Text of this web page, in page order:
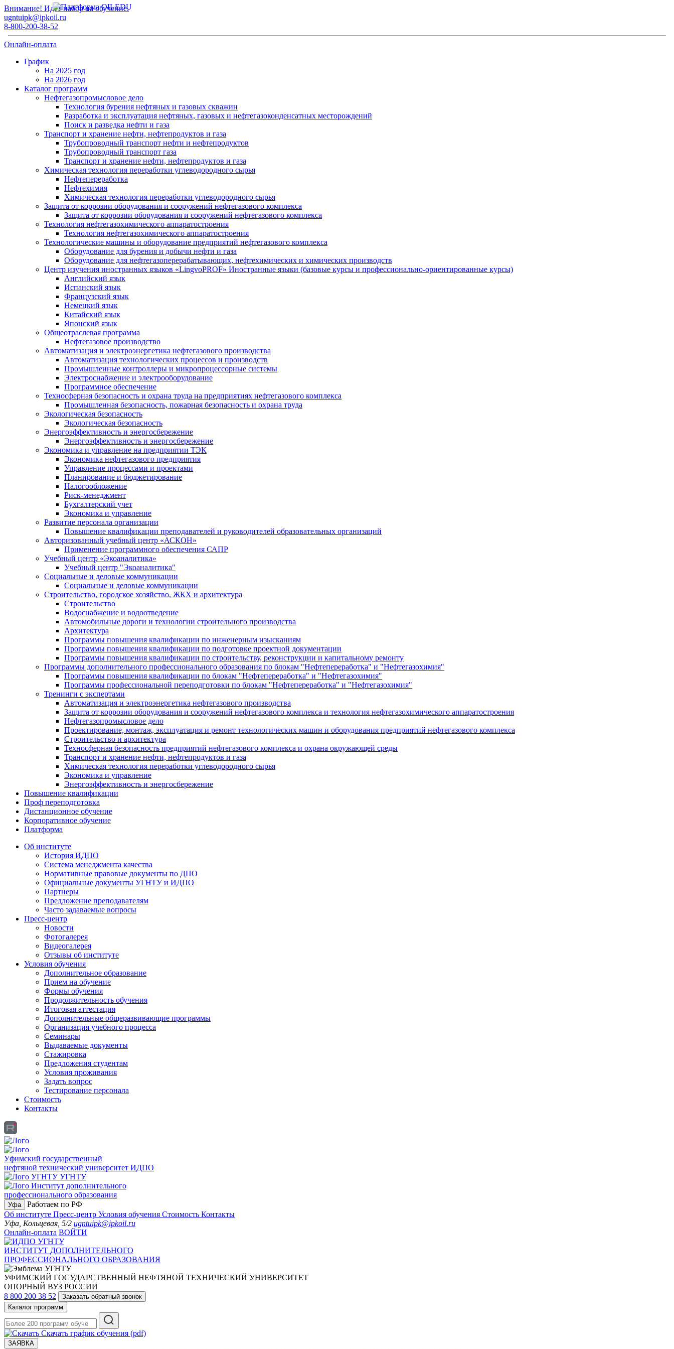
Внимание! Идет набор на обучение.
ugntuipk@ipkoil.ru
8-800-200-38-52
Онлайн-оплата
График
На 2025 год
На 2026 год
Каталог программ
Нефтегазопромысловое дело
Технология бурения нефтяных и газовых скважин
Разработка и эксплуатация нефтяных, газовых и нефтегазоконденсатных месторождений
Поиск и разведка нефти и газа
Транспорт и хранение нефти, нефтепродуктов и газа
Трубопроводный транспорт нефти и нефтепродуктов
Трубопроводный транспорт газа
Транспорт и хранение нефти, нефтепродуктов и газа
Химическая технология переработки углеводородного сырья
Нефтепереработка
Нефтехимия
Химическая технология переработки углеводородного сырья
Защита от коррозии оборудования и сооружений нефтегазового комплекса
Защита от коррозии оборудования и сооружений нефтегазового комплекса
Технология нефтегазохимического аппаратостроения
Технология нефтегазохимического аппаратостроения
Технологические машины и оборудование предприятий нефтегазового комплекса
Оборудование для бурения и добычи нефти и газа
Оборудование для нефтегазоперерабатывающих, нефтехимических и химических производств
Центр изучения иностранных языков «LingvoPROF» Иностранные языки (базовые курсы и профессионально-ориентированные курсы)
Английский язык
Испанский язык
Французский язык
Немецкий язык
Китайский язык
Японский язык
Общеотраслевая программа
Нефтегазовое производство
Автоматизация и электроэнергетика нефтегазового производства
Автоматизация технологических процессов и производств
Промышленные контроллеры и микропроцессорные системы
Электроснабжение и электрооборудование
Программное обеспечение
Техносферная безопасность и охрана труда на предприятиях нефтегазового комплекса
Промышленная безопасность, пожарная безопасность и охрана труда
Экологическая безопасность
Экологическая безопасность
Энергоэффективность и энергосбережение
Энергоэффективность и энергосбережение
Экономика и управление на предприятии ТЭК
Экономика нефтегазового предприятия
Управление процессами и проектами
Планирование и бюджетирование
Налогообложение
Риск-менеджмент
Бухгалтерский учет
Экономика и управление
Развитие персонала организации
Повышение квалификации преподавателей и руководителей образовательных организаций
Авторизованный учебный центр «АСКОН»
Применение программного обеспечения САПР
Учебный центр «Экоаналитика»
Учебный центр "Экоаналитика"
Социальные и деловые коммуникации
Социальные и деловые коммуникации
Строительство, городское хозяйство, ЖКХ и архитектура
Строительство
Водоснабжение и водоотведение
Автомобильные дороги и технологии строительного производства
Архитектура
Программы повышения квалификации по инженерным изысканиям
Программы повышения квалификации по подготовке проектной документации
Программы повышения квалификации по строительству, реконструкции и капитальному ремонту
Программы дополнительного профессионального образования по блокам "Нефтепереработка" и "Нефтегазохимия"
Программы повышения квалификации по блокам "Нефтепереработка" и "Нефтегазохимия"
Программы профессиональной переподготовки по блокам "Нефтепереработка" и "Нефтегазохимия"
Тренинги с экспертами
Автоматизация и электроэнергетика нефтегазового производства
Защита от коррозии оборудования и сооружений нефтегазового комплекса и технология нефтегазохимического аппаратостроения
Нефтегазопромысловое дело
Проектирование, монтаж, эксплуатация и ремонт технологических машин и оборудования предприятий нефтегазового комплекса
Строительство и архитектура
Техносферная безопасность предприятий нефтегазового комплекса и охрана окружающей среды
Транспорт и хранение нефти, нефтепродуктов и газа
Химическая технология переработки углеводородного сырья
Экономика и управление
Энергоэффективность и энергосбережение
Повышение квалификации
Проф переподготовка
Дистанционное обучение
Корпоративное обучение
Платформа
Об институте
История ИДПО
Система менеджмента качества
Нормативные правовые документы по ДПО
Официальные документы УГНТУ и ИДПО
Партнеры
Предложение преподавателям
Часто задаваемые вопросы
Пресс-центр
Новости
Фотогалерея
Видеогалерея
Отзывы об институте
Условия обучения
Дополнительное образование
Прием на обучение
Формы обучения
Продолжительность обучения
Итоговая аттестация
Дополнительные общеразвивающие программы
Организация учебного процесса
Семинары
Выдаваемые документы
Стажировка
Предложения студентам
Условия проживания
Задать вопрос
Тестирование персонала
Стоимость
Контакты
Уфимский государственный
нефтяной технический университет ИДПО
УГНТУ
Институт дополнительного
профессионального образования
Уфа
Работаем по РФ
Об институте Пресс-центр Условия обучения Стоимость Контакты
Уфа, Кольцевая, 5/2 ugntuipk@ipkoil.ru
Онлайн-оплата ВОЙТИ
ИНСТИТУТ ДОПОЛНИТЕЛЬНОГО
ПРОФЕССИОНАЛЬНОГО ОБРАЗОВАНИЯ
УФИМСКИЙ ГОСУДАРСТВЕННЫЙ НЕФТЯНОЙ ТЕХНИЧЕСКИЙ УНИВЕРСИТЕТ
ОПОРНЫЙ ВУЗ РОССИИ
8 800 200 38 52
Заказать обратный звонок
Каталог программ
Скачать график обучения (pdf)
ЗАЯВКА